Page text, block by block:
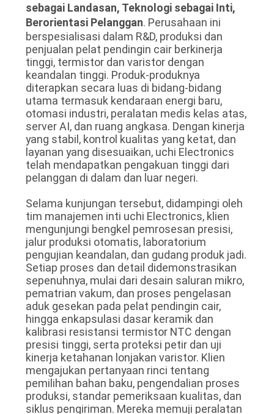
sebagai Landasan, Teknologi sebagai Inti,
Berorientasi Pelanggan. Perusahaan ini
berspesialisasi dalam R&D, produksi dan
penjualan pelat pendingin cair berkinerja
tinggi, termistor dan varistor dengan
keandalan tinggi. Produk-produknya
diterapkan secara luas di bidang-bidang
utama termasuk kendaraan energi baru,
otomasi industri, peralatan medis kelas atas,
server AI, dan ruang angkasa. Dengan kinerja
yang stabil, kontrol kualitas yang ketat, dan
layanan yang disesuaikan, uchi Electronics
telah mendapatkan pengakuan tinggi dari
pelanggan di dalam dan luar negeri.
Selama kunjungan tersebut, didampingi oleh
tim manajemen inti uchi Electronics, klien
mengunjungi bengkel pemrosesan presisi,
jalur produksi otomatis, laboratorium
pengujian keandalan, dan gudang produk jadi.
Setiap proses dan detail didemonstrasikan
sepenuhnya, mulai dari desain saluran mikro,
pematrian vakum, dan proses pengelasan
aduk gesekan pada pelat pendingin cair,
hingga enkapsulasi dasar keramik dan
kalibrasi resistansi termistor NTC dengan
presisi tinggi, serta proteksi petir dan uji
kinerja ketahanan lonjakan varistor. Klien
mengajukan pertanyaan rinci tentang
pemilihan bahan baku, pengendalian proses
produksi, standar pemeriksaan kualitas, dan
siklus pengiriman. Mereka memuji peralatan